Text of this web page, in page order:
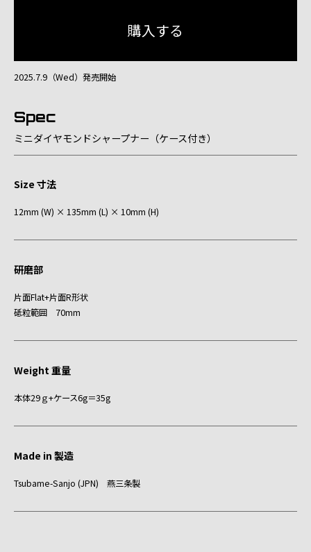
2025.7.9（Wed）発売開始
Spec
ミニダイヤモンドシャープナー（ケース付き）
Size 寸法
12mm (W) × 135mm (L) × 10mm (H)
研磨部
片面Flat+片面R形状
砥粒範囲 70mm
Weight 重量
本体29ｇ+ケース6g＝35g
Made in 製造
Tsubame-Sanjo (JPN) 燕三条製